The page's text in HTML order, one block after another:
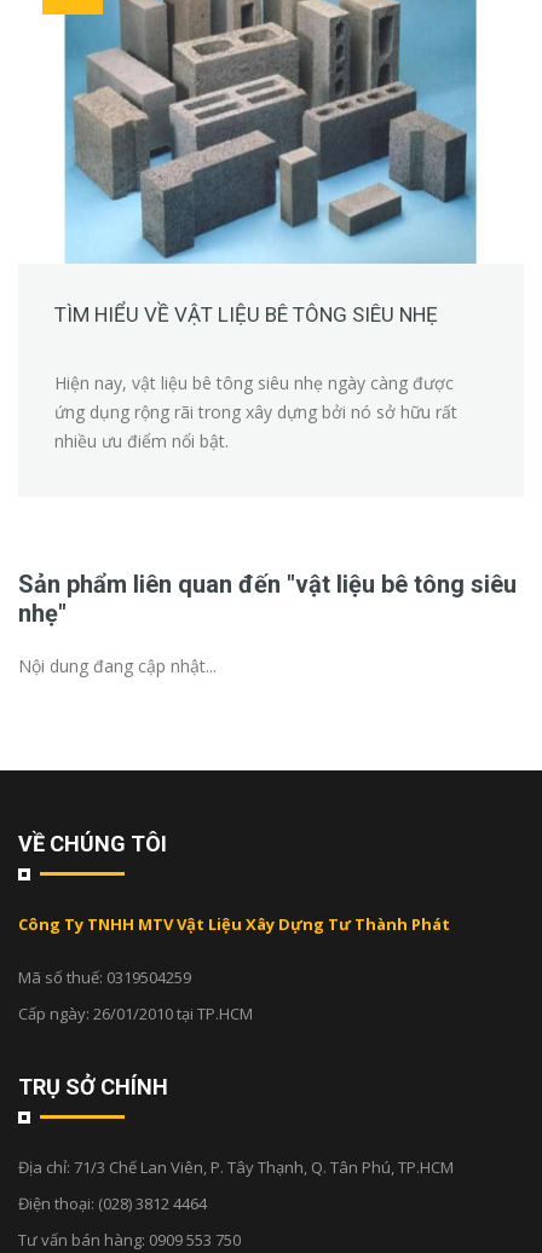
TÌM HIỂU VỀ VẬT LIỆU BÊ TÔNG SIÊU NHẸ
Hiện nay, vật liệu bê tông siêu nhẹ ngày càng được
ứng dụng rộng rãi trong xây dựng bởi nó sở hữu rất
nhiều ưu điểm nổi bật.
Sản phẩm liên quan đến "vật liệu bê tông siêu
nhẹ"
Nội dung đang cập nhật...
VỀ CHÚNG TÔI
Công Ty TNHH MTV Vật Liệu Xây Dựng Tư Thành Phát
Mã số thuế: 0319504259
Cấp ngày: 26/01/2010 tại TP.HCM
TRỤ SỞ CHÍNH
Địa chỉ: 71/3 Chế Lan Viên, P. Tây Thạnh, Q. Tân Phú, TP.HCM
Điện thoại: (028) 3812 4464
Tư vấn bán hàng: 0909 553 750